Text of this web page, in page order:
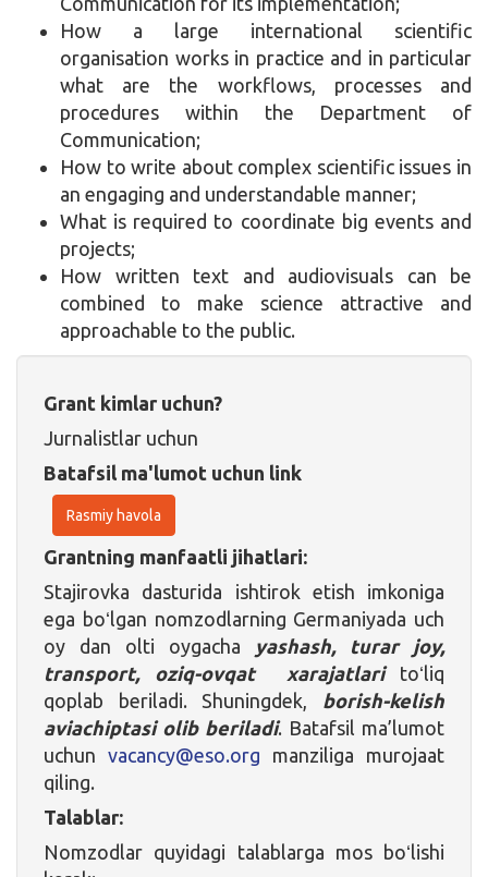
How a large international scientific
organisation works in practice and in particular
what are the workflows, processes and
procedures within the Department of
Communication;
How to write about complex scientific issues in
an engaging and understandable manner;
What is required to coordinate big events and
projects;
How written text and audiovisuals can be
combined to make science attractive and
approachable to the public.
Grant kimlar uchun?
Jurnalistlar uchun
Batafsil ma'lumot uchun link
Rasmiy havola
Grantning manfaatli jihatlari:
Stajirovka dasturida ishtirok etish imkoniga
ega boʻlgan nomzodlarning Germaniyada uch
oy dan olti oygacha yashash, turar joy,
transport, oziq-ovqat
xarajatlaritoʻliq
qoplab beriladi. Shuningdek, borish-kelish
aviachiptasi olib beriladi. Batafsil ma’lumot
uchun vacancy@eso.org manziliga murojaat
qiling.
Talablar:
Nomzodlar quyidagi talablarga mos boʻlishi